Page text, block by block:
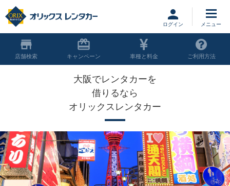
ログイン
店舗 キャンペーン 車種と料金 ご利用方法
大阪でレンタカーを
借りるなら
オリックスレンタカー